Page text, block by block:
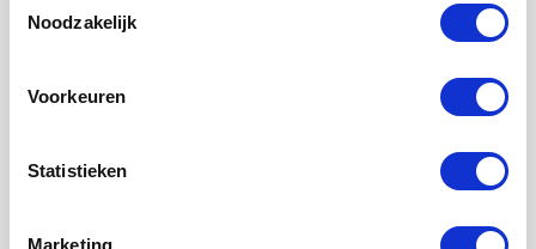
Noodzakelijk
Voorkeuren
Statistieken
Marketing
KEGELFILTERS - CONISCHE FILTERS
ONDERHOUD WTW VENTILATIE